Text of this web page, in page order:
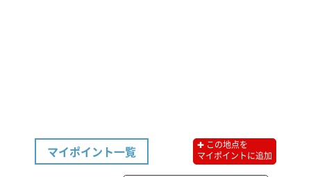
マイポイント一覧
✚ この地点を
マイポイントに追加